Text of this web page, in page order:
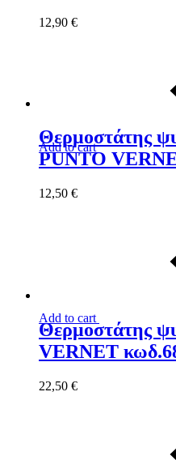
12,90 €
Add to cart
Θερμοστάτης
PUNTO
12,50 €
Add to cart
Θερμοστάτης
VERNET
22,50 €